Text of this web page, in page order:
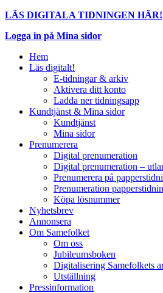
LÄS DIGITALA TIDNINGEN HÄR!
Logga in på Mina sidor
Hem
Läs digitalt!
E-tidningar & arkiv
Aktivera ditt konto
Ladda ner tidningsapp
Kundtjänst & Mina sidor
Kundtjänst
Mina sidor
Prenumerera
Digital prenumeration
Digital prenumeration –
Prenumerera på
Prenumeration
Köpa lösnummer
Nyhetsbrev
Annonsera
Om Samefolket
Om oss
Jubileumsboken
Digitalisering Samefolkets
Utställning
Pressinformation